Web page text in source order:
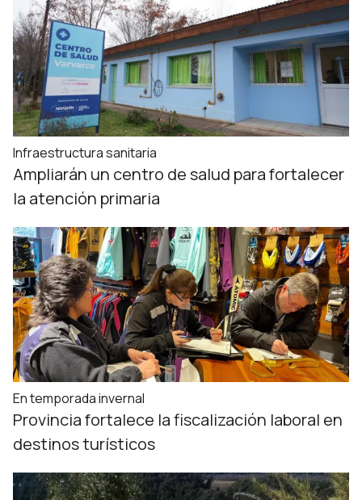
Infraestructura sanitaria
Ampliarán un centro de salud para fortalecer
la atención primaria
En temporada invernal
Provincia fortalece la fiscalización laboral en
destinos turísticos